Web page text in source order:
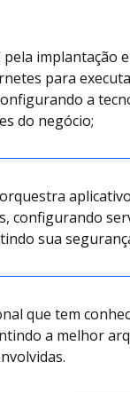
pela implantação
para
a
do negócio;
configurando
sua
que tem
a melhor